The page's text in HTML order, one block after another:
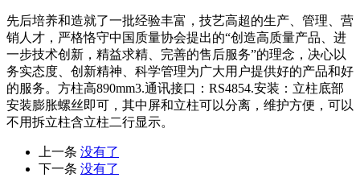
先后培养和造就了一批经验丰富，技艺高超的生产、管理、营
销人才，严格恪守中国质量协会提出的“创造高质量产品、进
一步技术创新，精益求精、完善的售后服务”的理念，决心以
务实态度、创新精神、科学管理为广大用户提供好的产品和好
的服务。方柱高890mm3.通讯接口：RS4854.安装：立柱底部
安装膨胀螺丝即可，其中屏和立柱可以分离，维护方便，可以
不用拆立柱含立柱二行显示。
上一条 没有了
下一条 没有了